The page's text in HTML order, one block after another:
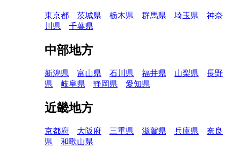
東京都 茨城県 栃木県 群馬県 埼玉県
神奈
川県
千葉県
中部地方
新潟県 富山県 石川県 福井県 山梨県
長野
県
岐阜県 静岡県 愛知県
近畿地方
京都府 大阪府 三重県 滋賀県 兵庫県
奈良
県
和歌山県